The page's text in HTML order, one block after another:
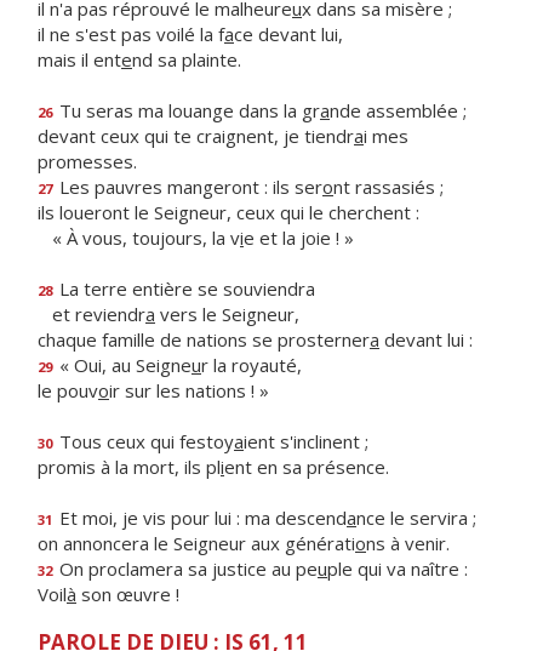
il n'a pas réprouvé le malheureux dans sa misère ;
il ne s'est pas voilé la face devant lui,
mais il entend sa plainte.
26 Tu seras ma louange dans la grande assemblée ;
devant ceux qui te craignent, je tiendrai mes
promesses.
27 Les pauvres mangeront : ils seront rassasiés ;
ils loueront le Seigneur, ceux qui le cherchent :
« À vous, toujours, la vie et la joie ! »
28 La terre entière se souviendra
et reviendra vers le Seigneur,
chaque famille de nations se prosternera devant lui :
29 « Oui, au Seigneur la royauté,
le pouvoir sur les nations ! »
30 Tous ceux qui festoyaient s'inclinent ;
promis à la mort, ils plient en sa présence.
31 Et moi, je vis pour lui : ma descendance le servira ;
on annoncera le Seigneur aux générations à venir.
32 On proclamera sa justice au peuple qui va naître :
Voilà son œuvre !
PAROLE DE DIEU : IS 61, 11